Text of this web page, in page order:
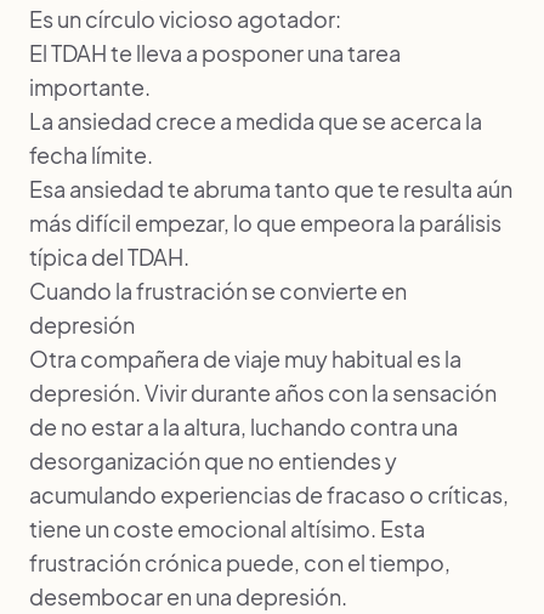
Es un círculo vicioso agotador:
El TDAH te lleva a posponer una tarea
importante.
La ansiedad crece a medida que se acerca la
fecha límite.
Esa ansiedad te abruma tanto que te resulta aún
más difícil empezar, lo que empeora la parálisis
típica del TDAH.
Cuando la frustración se convierte en
depresión
Otra compañera de viaje muy habitual es la
depresión. Vivir durante años con la sensación
de no estar a la altura, luchando contra una
desorganización que no entiendes y
acumulando experiencias de fracaso o críticas,
tiene un coste emocional altísimo. Esta
frustración crónica puede, con el tiempo,
desembocar en una depresión.